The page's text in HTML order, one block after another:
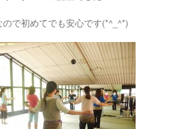
で初めてでも安心です(*^_^*)